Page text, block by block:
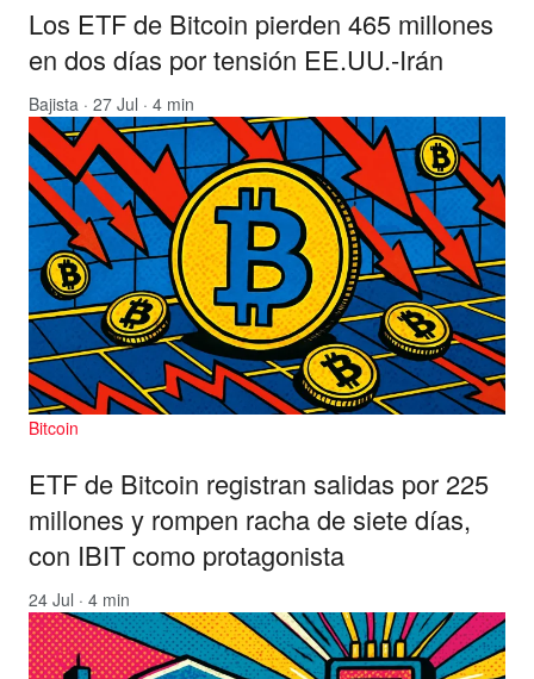
Los ETF de Bitcoin pierden 465 millones
en dos días por tensión EE.UU.-Irán
Bajista · 27 Jul · 4 min
Bitcoin
ETF de Bitcoin registran salidas por 225
millones y rompen racha de siete días,
con IBIT como protagonista
24 Jul · 4 min